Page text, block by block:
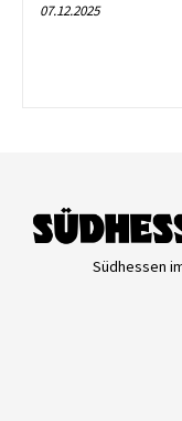
07.12.2025
Südhessen